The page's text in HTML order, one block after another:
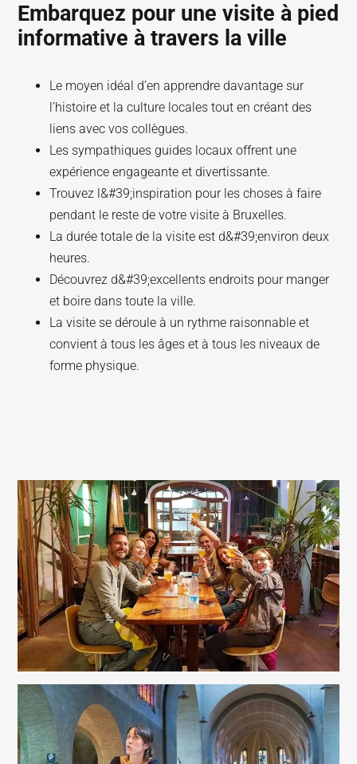
Embarquez pour une visite à pied
informative à travers la ville
Le moyen idéal d’en apprendre davantage sur
l’histoire et la culture locales tout en créant des
liens avec vos collègues.
Les sympathiques guides locaux offrent une
expérience engageante et divertissante.
Trouvez l&#39;inspiration pour les choses à faire
pendant le reste de votre visite à Bruxelles.
La durée totale de la visite est d&#39;environ deux
heures.
Découvrez d&#39;excellents endroits pour manger
et boire dans toute la ville.
La visite se déroule à un rythme raisonnable et
convient à tous les âges et à tous les niveaux de
forme physique.